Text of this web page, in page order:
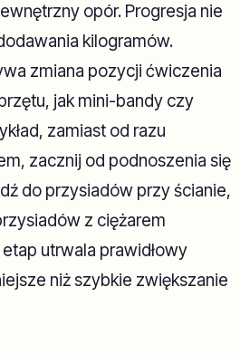
opór. Progresja nie
kilogramów.
zmiana pozycji ćwiczenia
jak mini-bandy czy
zamiast od razu
zacznij od podnoszenia się
do przysiadów przy ścianie,
z ciężarem
etap utrwala prawidłowy
niż szybkie zwiększanie